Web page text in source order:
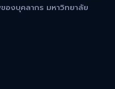
องบุคลากร มหาวิทยาลัย